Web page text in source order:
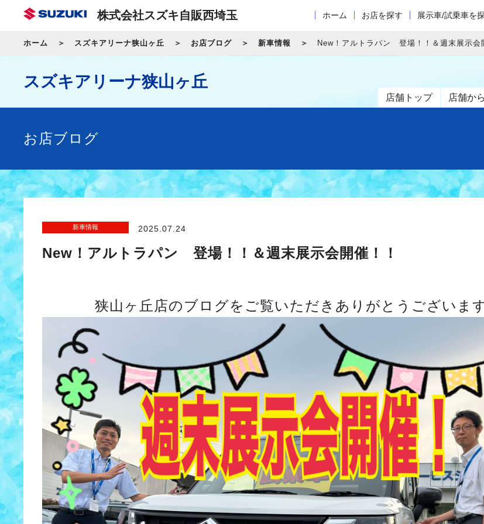
株式会社スズキ自販西埼玉 ホーム お店を探す 展示車/試乗車を
ホーム スズキアリーナ狭山ヶ丘 お店ブログ 新車情報 New！アルトラパン 登場！！＆週末展示会
スズキアリーナ狭山ヶ丘
店舗トップ 店舗か
お店ブログ
新車情報 2025.07.24
New！アルトラパン 登場！！＆週末展示会開催！！
狭山ヶ丘店のブログをご覧いただきありがとうございます